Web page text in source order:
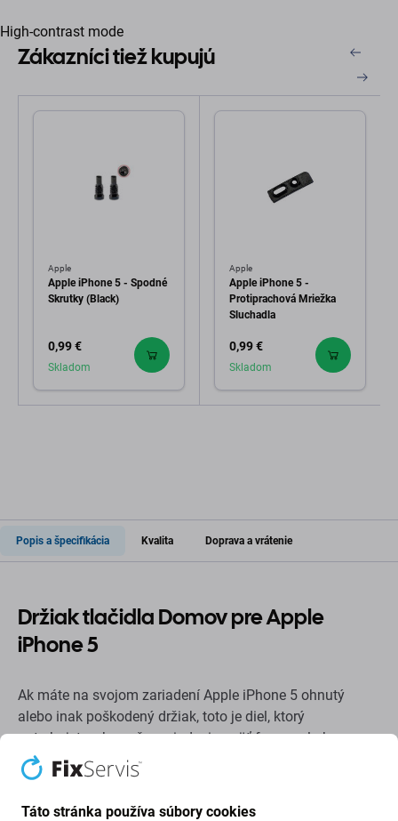
High-contrast mode
Zákazníci tiež kupujú
Apple
Apple iPhone 5 - Spodné
Skrutky (Black)
0,99 €
Skladom
Apple
Apple iPhone 5 -
Protiprachová Mriežka
Sluchadla
0,99 €
Skladom
Popis a špecifikácia Kvalita Doprava a vrátenie
Držiak tlačidla Domov pre Apple
iPhone 5
Ak máte na svojom zariadení Apple iPhone 5 ohnutý
alebo inak poškodený držiak, toto je diel, ktorý
potrebujete, aby vaše zariadenie opäť fungovalo bez
poškodenia.
Kvalita náhradných dielov
Táto stránka používa súbory cookies